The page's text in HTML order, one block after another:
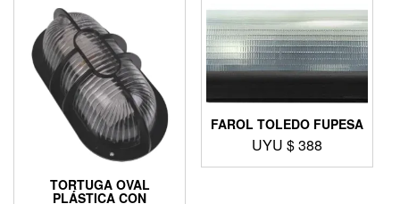
TORTUGA OVAL
PLÁSTICA CON
FAROL TOLEDO FUPESA
UYU $388